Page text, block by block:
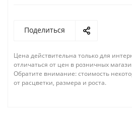
Поделиться
Цена действительна только для
отличаться от цен в розничных
Обратите внимание: стоимость
от расцветки, размера и роста.